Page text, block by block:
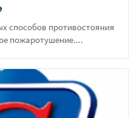
способов противостояния
пожаротушение....